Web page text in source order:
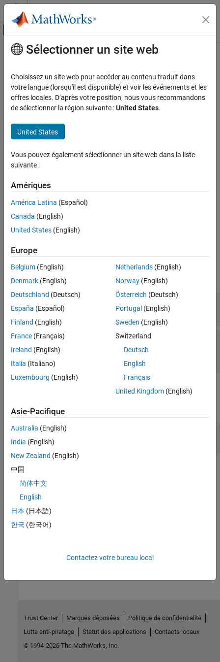
Passer au contenu
Activer/désactiver l'affichage du menu
Accueil de la documentation
Embedded Coder
addNewExternalMode
ON THIS PAGE
Syntax
Input Arguments
Version History
Contenu principal
addNewExternalMode
Class:matlabshared.targetsdk.Target
Namespace:matlabshared.targetsdk
expand all in page
externalModeObj =
Description
externalModeObj
addNewExternalMode(
Input Arguments
expand all
—
object
externalModeName —Descriptive name of
External mode
expand all
externalModeObj
object
Version History
Introduced in R2015a
See Also
ExternalMode
Sélectionner un site web
Choisissez un site web pour accéder au contenu traduit dans
votre langue (lorsqu'il est disponible) et voir les événements et les
offres locales. D’après votre position, nous vous recommandons
de sélectionner la région suivante :United States.
United States
Vous pouvez également sélectionner un site web dans la liste
suivante :
Amériques
América Latina (Español)
Canada (English)
United States (English)
Europe
Belgium (English)
Denmark (English)
Deutschland (Deutsch)
España (Español)
Finland (English)
France (Français)
Ireland (English)
Italia (Italiano)
Luxembourg (English)
Netherlands(English)
Norway(English)
Österreich (Deutsch)
Portugal (English)
Sweden (English)
Switzerland
Deutsch
English
Français
United Kingdom(English)
Asie-Pacifique
Australia (English)
India (English)
New Zealand (English)
中国
简体中文
English
日本 (日本語)
한국 (한국어)
Contactez votre bureau local
Trust Center Marques déposées
Politique de confidentialité
Lutte anti-piratage
Statut des applications
Contacts locaux
© 1994-2026 The MathWorks, Inc.